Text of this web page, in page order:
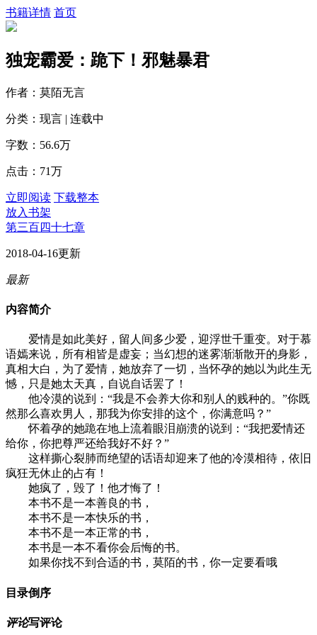
书籍详情 首页
独宠霸爱：跪下！邪魅暴君
作者：莫陌无言
分类：现言 | 连载中
字数：56.6万
点击：71万
立即阅读 下载整本
放入书架
第三百四十七章
2018-04-16更新
最新
内容简介
爱情是如此美好，留人间多少爱，迎浮世千重变。对于慕
语嫣来说，所有相皆是虚妄；当幻想的迷雾渐渐散开的身影，
真相大白，为了爱情，她放弃了一切，当怀孕的她以为此生无
憾，只是她太天真，自说自话罢了！
他冷漠的说到：“我是不会养大你和别人的贱种的。”你既
然那么喜欢男人，那我为你安排的这个，你满意吗？”
怀着孕的她跪在地上流着眼泪崩溃的说到：“我把爱情还
给你，你把尊严还给我好不好？”
这样撕心裂肺而绝望的话语却迎来了他的冷漠相待，依旧
疯狂无休止的占有！
她疯了，毁了！他才悔了！
本书不是一本善良的书，
本书不是一本快乐的书，
本书不是一本正常的书，
本书是一本不看你会后悔的书。
如果你找不到合适的书，莫陌的书，你一定要看哦
目录倒序
评论写评论